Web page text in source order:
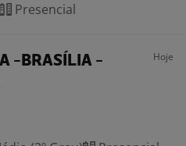
Presencial
-BRASÍLIA -
Hoje